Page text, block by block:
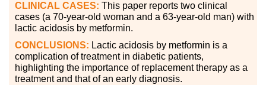
CLINICAL CASES: This paper reports two clinical
cases (a 70-year-old woman and a 63-year-old man) with
lactic acidosis by metformin.
CONCLUSIONS: Lactic acidosis by metformin is a
complication of treatment in diabetic patients,
highlighting the importance of replacement therapy as a
treatment and that of an early diagnosis.